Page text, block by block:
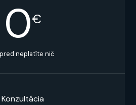
0€
neplatíte nič